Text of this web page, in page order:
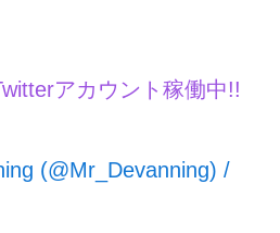
アカウント稼働中!!
(@Mr_Devanning) /